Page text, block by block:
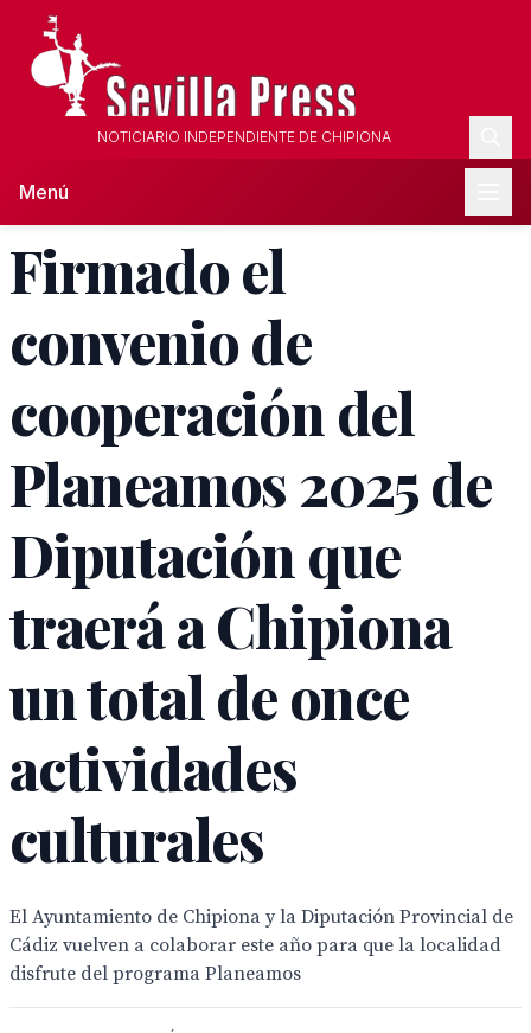
NOTICIARIO INDEPENDIENTE DE CHIPIONA
Menú
Firmado el
convenio de
cooperación del
Planeamos 2025 de
Diputación que
traerá a Chipiona
un total de once
actividades
culturales
El Ayuntamiento de Chipiona y la Diputación Provincial de
Cádiz vuelven a colaborar este año para que la localidad
disfrute del programa Planeamos